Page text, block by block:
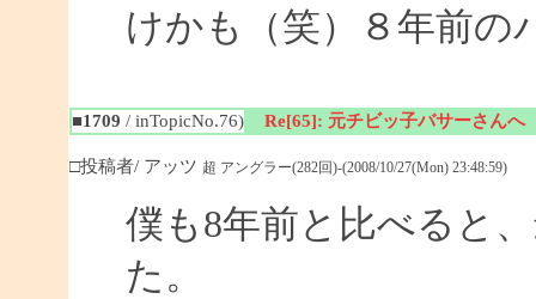
けかも（笑）８年前
■1709 / inTopicNo.76) Re[65]: 元チビッ子バサーさんへ
□投稿者/ アッツ 超 アングラー(282回)-(2008/10/27(Mon) 23:48:59)
僕も8年前と比べると
た。